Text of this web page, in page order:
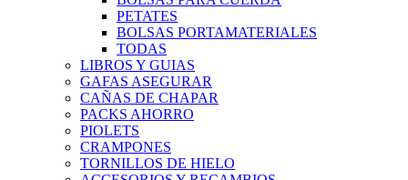
PETATES
BOLSAS PORTAMATERIALES
TODAS
LIBROS Y GUIAS
GAFAS ASEGURAR
CAÑAS DE CHAPAR
PACKS AHORRO
PIOLETS
CRAMPONES
TORNILLOS DE HIELO